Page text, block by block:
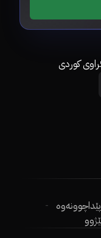
کوردی
پێداچوونەوە